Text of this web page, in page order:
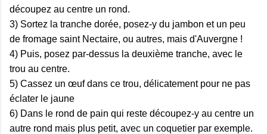
découpez au centre un rond.
3) Sortez la tranche dorée, posez-y du jambon et un peu
de fromage saint Nectaire, ou autres, mais d'Auvergne !
4) Puis, posez par-dessus la deuxième tranche, avec le
trou au centre.
5) Cassez un œuf dans ce trou, délicatement pour ne pas
éclater le jaune
6) Dans le rond de pain qui reste découpez-y au centre un
autre rond mais plus petit, avec un coquetier par exemple.